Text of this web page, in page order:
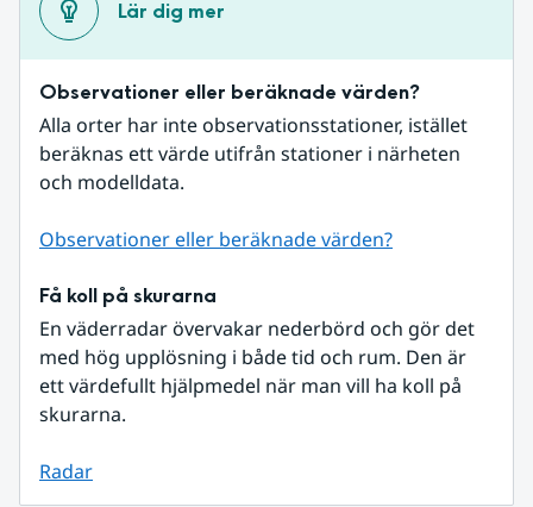
Lär dig mer
Observationer eller beräknade värden?
Alla orter har inte observationsstationer, istället
beräknas ett värde utifrån stationer i närheten
och modelldata.
Observationer eller beräknade värden?
Få koll på skurarna
En väderradar övervakar nederbörd och gör det
med hög upplösning i både tid och rum. Den är
ett värdefullt hjälpmedel när man vill ha koll på
skurarna.
Radar